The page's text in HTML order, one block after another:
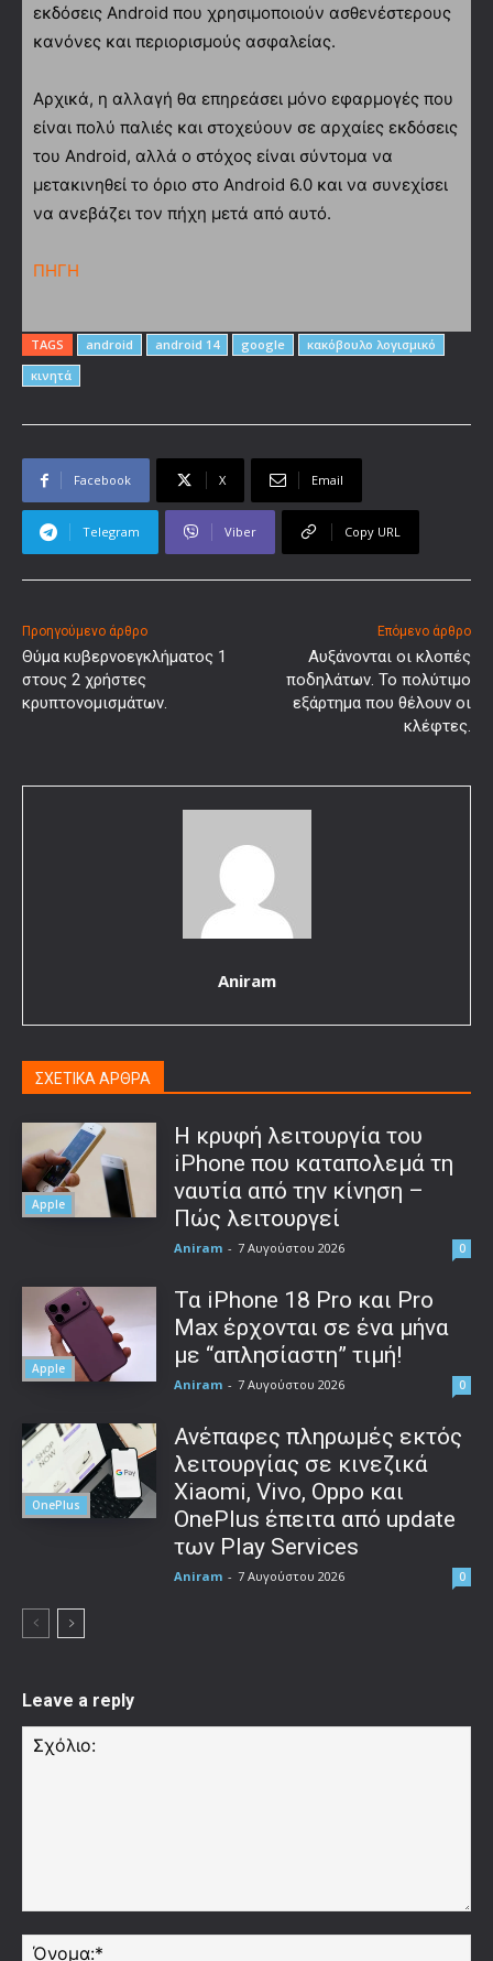
εκδόσεις Android που χρησιμοποιούν ασθενέστερους
κανόνες και περιορισμούς ασφαλείας.
Αρχικά, η αλλαγή θα επηρεάσει μόνο εφαρμογές που
είναι πολύ παλιές και στοχεύουν σε αρχαίες εκδόσεις
του Android, αλλά ο στόχος είναι σύντομα να
μετακινηθεί το όριο στο Android 6.0 και να συνεχίσει
να ανεβάζει τον πήχη μετά από αυτό.
ΠΗΓΗ
TAGS android android 14 google
κακόβουλο λογισμικό
κινητά
Facebook X Email
Telegram Viber Copy URL
Προηγούμενο άρθρο
Θύμα κυβερνοεγκλήματος 1
στους 2 χρήστες
κρυπτονομισμάτων.
Επόμενο άρθρο
Αυξάνονται οι κλοπές
ποδηλάτων. Το πολύτιμο
εξάρτημα που θέλουν οι
κλέφτες.
Aniram
ΣΧΕΤΙΚΑ ΑΡΘΡΑ
Apple
Η κρυφή λειτουργία του
iPhone που καταπολεμά τη
ναυτία από την κίνηση –
Πώς λειτουργεί
Aniram - 7 Αυγούστου 2026 0
Apple
Τα iPhone 18 Pro και Pro
Max έρχονται σε ένα μήνα
με “απλησίαστη” τιμή!
Aniram - 7 Αυγούστου 2026 0
OnePlus
Ανέπαφες πληρωμές εκτός
λειτουργίας σε κινεζικά
Xiaomi, Vivo, Oppo και
OnePlus έπειτα από update
των Play Services
Aniram - 7 Αυγούστου 2026 0
Leave a reply